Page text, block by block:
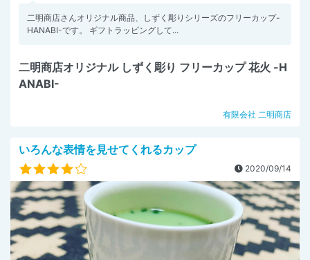
二明商店さんオリジナル商品、しずく彫りシリーズのフリーカップ-
HANABI-です。 ギフトラッピングして...
二明商店オリジナル しずく彫り フリーカップ 花火 -H
ANABI-
有限会社 二明商店
いろんな表情を見せてくれるカップ
2020/09/14